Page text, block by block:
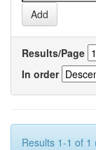
Results/Page
In order
Results 1-1 of 1